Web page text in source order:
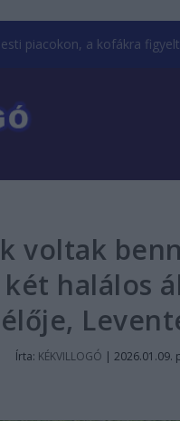
piacokon, a kofákra
voltak
halálos
Írta: KÉKVILLOGÓ |2026.01.09.